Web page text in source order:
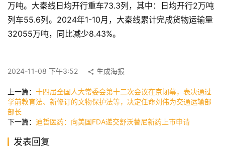
首
快
讯
公
万吨。大秦线日均开行重车73.3列，其中：日均开行2万吨
列车55.6列。2024年1-10月，大秦线累计完成货物运输量
32055万吨，同比减少8.43%。
2024-11-08 下午3:52 生成海报
上一篇： 十四届全国人大常委会第十二次会议在京闭幕，表决通过
学前教育法、新修订的文物保护法等，决定任命刘伟为交通运输部
部长
下一篇： 迪哲医药：向美国FDA递交舒沃替尼新药上市申请
发表回复